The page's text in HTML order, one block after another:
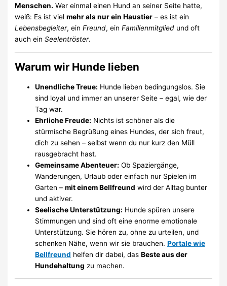
Menschen. Wer einmal einen Hund an seiner Seite hatte,
weiß: Es ist vielmehr als nur ein Haustier – es ist ein
Lebensbegleiter, einFreund, einFamilienmitglied und oft
auch einSeelentröster.
Warum wir Hunde lieben
Unendliche Treue: Hunde lieben bedingungslos. Sie
sind loyal und immer an unserer Seite – egal, wie der
Tag war.
Ehrliche Freude: Nichts ist schöner als die
stürmische Begrüßung eines Hundes, der sich freut,
dich zu sehen – selbst wenn du nur kurz den Müll
rausgebracht hast.
Gemeinsame Abenteuer: Ob Spaziergänge,
Wanderungen, Urlaub oder einfach nur Spielen im
Garten –mit einem Bellfreund wird der Alltag bunter
und aktiver.
Seelische Unterstützung: Hunde spüren unsere
Stimmungen und sind oft eine enorme emotionale
Unterstützung. Sie hören zu, ohne zu urteilen, und
schenken Nähe, wenn wir sie brauchen.Portale wie
Bellfreund helfen dir dabei, dasBeste aus der
Hundehaltung zu machen.